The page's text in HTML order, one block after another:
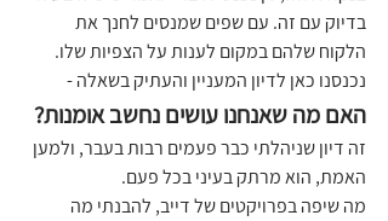
בדיוק עם זה. עם שפים שמנסים לחנך את
הלקוח שלהם במקום לענות על הצפיות שלו.
נכנסנו כאן לדיון המעניין והעתיק בשאלה -
האם מה שאנחנו עושים נחשב אומנות?
זה דיון שניהלתי כבר פעמים רבות בעבר, ולמען
האמת, הוא מרתק בעיני בכל פעם.
מה שיפה בפרויקטים של דייב, להבנתי מה